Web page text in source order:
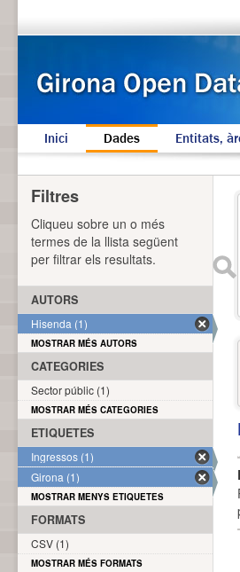
Inici Dades Entitats,
Filtres
Cliqueu sobre un o més
termes de la llista següent
per filtrar els resultats.
AUTORS
Hisenda (1)
MOSTRAR MÉS AUTORS
CATEGORIES
Sector públic (1)
MOSTRAR MÉS CATEGORIES
ETIQUETES
Ingressos (1)
Girona (1)
MOSTRAR MENYS ETIQUETES
FORMATS
CSV (1)
MOSTRAR MÉS FORMATS